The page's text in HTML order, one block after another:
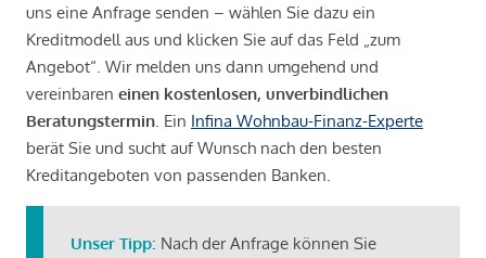
uns eine Anfrage senden – wählen Sie dazu ein
Kreditmodell aus und klicken Sie auf das Feld „zum
Angebot“. Wir melden uns dann umgehend und
vereinbaren einen kostenlosen, unverbindlichen
Beratungstermin . Ein Infina Wohnbau-Finanz-Experte
berät Sie und sucht auf Wunsch nach den besten
Kreditangeboten von passenden Banken.
Unser Tipp: Nach der Anfrage können Sie